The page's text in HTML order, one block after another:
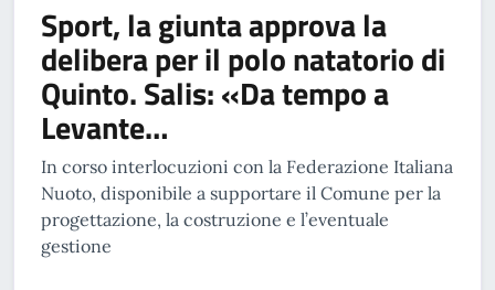
Sport, la giunta approva la
delibera per il polo natatorio di
Quinto. Salis: «Da tempo a
Levante…
In corso interlocuzioni con la Federazione Italiana
Nuoto, disponibile a supportare il Comune per la
progettazione, la costruzione e l’eventuale
gestione